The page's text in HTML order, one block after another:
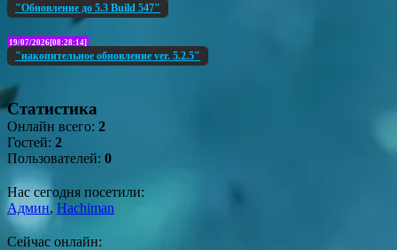
"Обновление до 5.3 Build 547"
19/07/2026[08:28:14]
"накопительное обновление ver. 5.2.5"
Статистика
Онлайн всего: 2
Гостей: 2
Пользователей: 0
Нас сегодня посетили:
Админ, Hachiman
Сейчас онлайн: